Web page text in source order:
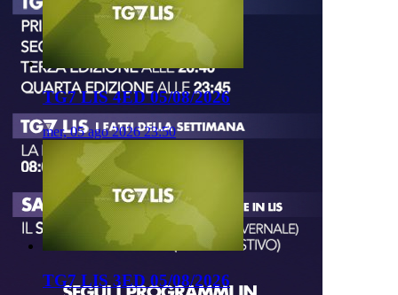
TG7 LIS 4ED 05/08/2026
mer, 05 ago 2026 23:50
TG7 LIS 3ED 05/08/2026